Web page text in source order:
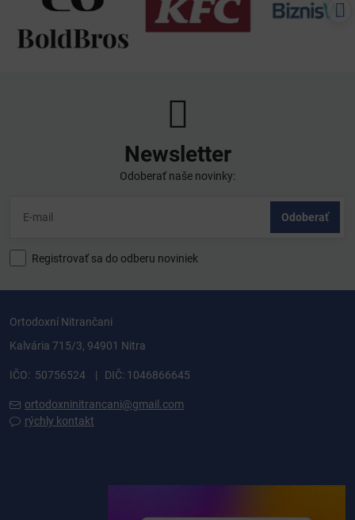
Newsletter
Odoberať naše novinky:
Odoberať
Registrovať sa do odberu noviniek
Ortodoxní Nitrančani
Kalvária 715/3, 94901 Nitra
IČO: 50756524 | DIČ: 1046866645
ortodoxninitrancani@gmail.com
rýchly kontakt